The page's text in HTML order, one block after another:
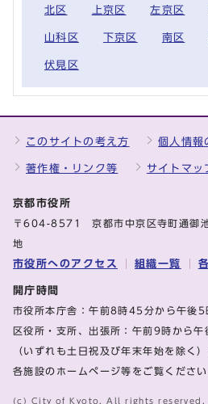
北区 上京区 左京区
山科区 下京区 南区
伏見区
このサイトの考え方 個人情報
著作権・リンク等 サイトマッ
京都市役所
〒604-8571 京都市中京区寺町通御
地
市役所へのアクセス 組織一覧
開庁時間
市役所本庁舎：午前8時45分から午
区役所・支所、出張所：午前9時から
（いずれも土日祝及び年末年始を除く
各施設のホームページ等をご覧ください
(c) City of Kyoto. All rights reserved.